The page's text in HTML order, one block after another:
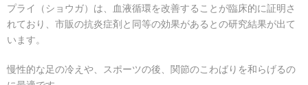
プライ（ショウガ）は、血液循環を改善することが臨床的に証明さ
れており、市販の抗炎症剤と同等の効果があるとの研究結果が出て
います。
慢性的な足の冷えや、スポーツの後、関節のこわばりを和らげるの